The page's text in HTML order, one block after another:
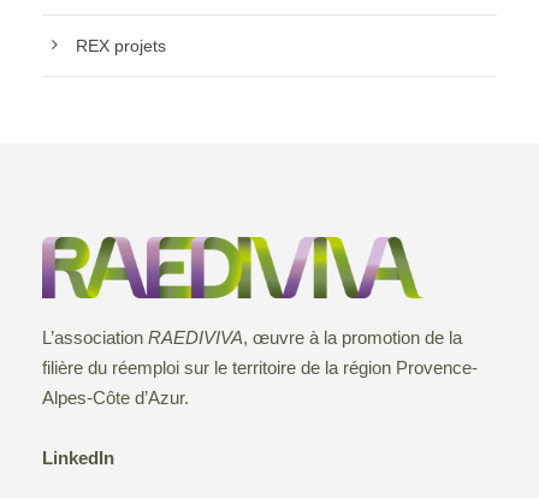
REX projets
L’association RAEDIVIVA, œuvre à la promotion de la
filière du réemploi sur le territoire de la région Provence-
Alpes-Côte d’Azur.
LinkedIn